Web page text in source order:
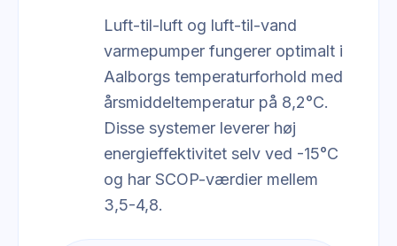
Luft-til-luft og luft-til-vand
varmepumper fungerer optimalt i
Aalborgs temperaturforhold med
årsmiddeltemperatur på 8,2°C.
Disse systemer leverer høj
energieffektivitet selv ved -15°C
og har SCOP-værdier mellem
3,5-4,8.